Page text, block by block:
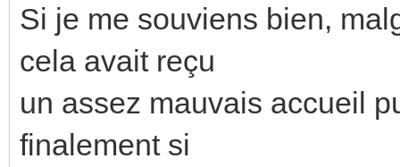
Si je me souviens bien,
cela avait reçu
un assez mauvais accueil
finalement si